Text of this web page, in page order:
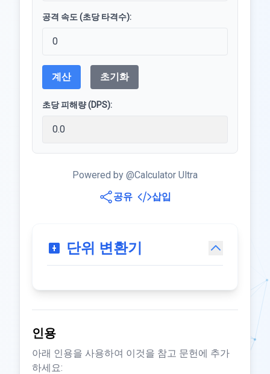
공격 속도 (초당 타격수):
계산 초기화
초당 피해량 (DPS):
Powered by @Calculator Ultra
공유
삽입
단위 변환기
인용
아래 인용을 사용하여 이것을 참고 문헌에 추가
하세요: